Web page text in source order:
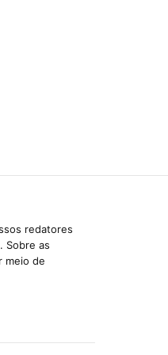
redatores
Sobre as
meio de